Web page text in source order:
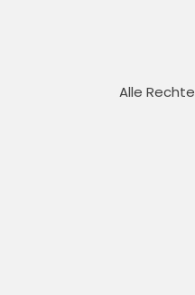
Alle